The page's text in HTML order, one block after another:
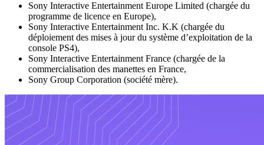
Sony Interactive Entertainment Europe Limited (chargée du
programme de licence en Europe),
Sony Interactive Entertainment Inc. K.K (chargée du
déploiement des mises à jour du système d’exploitation de la
console PS4),
Sony Interactive Entertainment France (chargée de la
commercialisation des manettes en France,
Sony Group Corporation (société mère).